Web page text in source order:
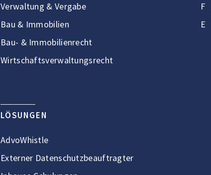
Verwaltung & Vergabe
Bau & Immobilien
Bau- & Immobilienrecht
Wirtschaftsverwaltungsrecht
LÖSUNGEN
AdvoWhistle
Externer Datenschutzbeauftragter
F
E